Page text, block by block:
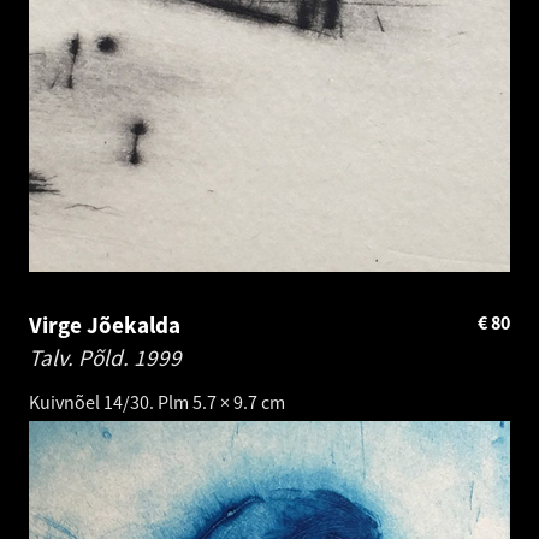
Virge Jõekalda
Talv. Põld. 1999
Kuivnõel 14/30. Plm 5.7 × 9.7 cm
80
€